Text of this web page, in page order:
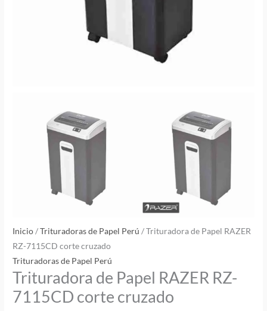
Inicio/Trituradoras de Papel Perú / Trituradora de Papel RAZER
RZ-7115CD corte cruzado
Trituradoras de Papel Perú
Trituradora de Papel RAZER RZ-
7115CD corte cruzado